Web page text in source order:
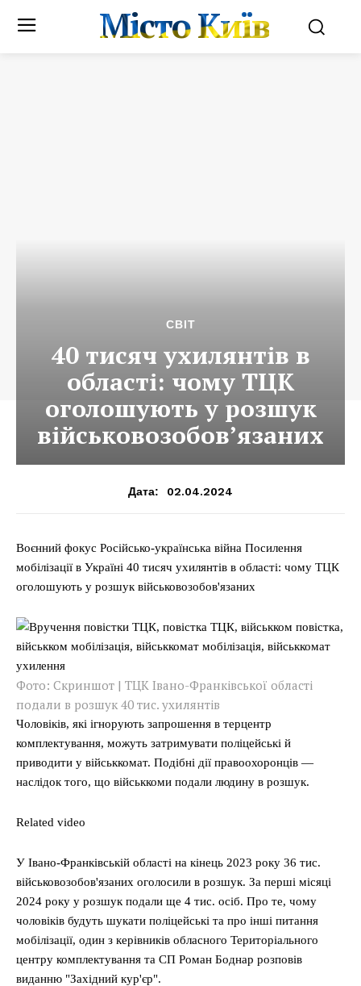
Місто Київ
СВІТ
40 тисяч ухилянтів в
області: чому ТЦК
оголошують у розшук
військовозобов’язаних
Дата: 02.04.2024
Воєнний фокус Російсько-українська війна Посилення
мобілізації в Україні 40 тисяч ухилянтів в області: чому ТЦК
оголошують у розшук військовозобов'язаних
Фото: Скриншот | ТЦК Івано-Франківської області
подали в розшук 40 тис. ухилянтів
Чоловіків, які ігнорують запрошення в терцентр
комплектування, можуть затримувати поліцейські й
приводити у військкомат. Подібні дії правоохоронців —
наслідок того, що військкоми подали людину в розшук.
Related video
У Івано-Франківській області на кінець 2023 року 36 тис.
військовозобов'язаних оголосили в розшук. За перші місяці
2024 року у розшук подали ще 4 тис. осіб. Про те, чому
чоловіків будуть шукати поліцейські та про інші питання
мобілізації, один з керівників обласного Територіального
центру комплектування та СП Роман Боднар розповів
виданню "Західний кур'єр".